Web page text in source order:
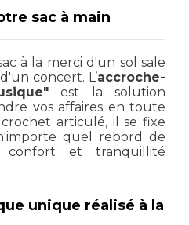
sac à main
à la merci d'un sol sale
concert. L’accroche-
est la solution
vos affaires en toute
articulé, il se fixe
quel rebord de
confort et tranquillité
unique réalisé à la